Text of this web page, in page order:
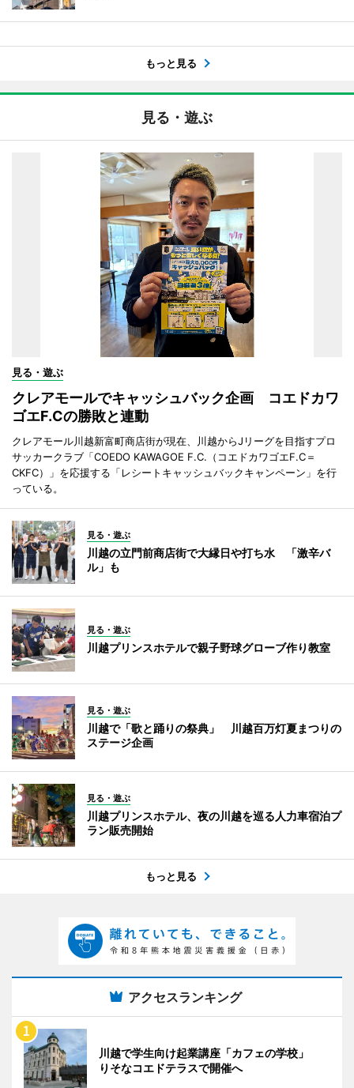
もっと見る
見る・遊ぶ
見る・遊ぶ
クレアモールでキャッシュバック企画 コエドカワ
ゴエF.Cの勝敗と連動
クレアモール川越新富町商店街が現在、川越からJリーグを目指すプロ
サッカークラブ「COEDO KAWAGOE F.C.（コエドカワゴエF.C＝
CKFC）」を応援する「レシートキャッシュバックキャンペーン」を行
っている。
見る・遊ぶ
川越の立門前商店街で大縁日や打ち水 「激辛バ
ル」も
見る・遊ぶ
川越プリンスホテルで親子野球グローブ作り教室
見る・遊ぶ
川越で「歌と踊りの祭典」 川越百万灯夏まつりの
ステージ企画
見る・遊ぶ
川越プリンスホテル、夜の川越を巡る人力車宿泊プ
ラン販売開始
もっと見る
アクセスランキング
川越で学生向け起業講座「カフェの学校」
りそなコエドテラスで開催へ